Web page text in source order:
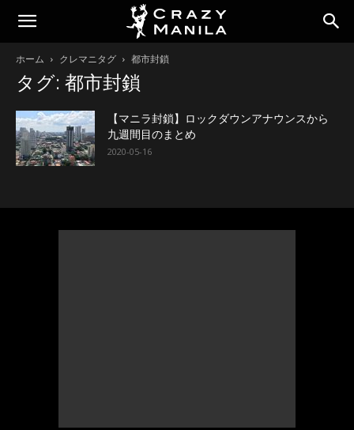
ホーム クレマニタグ 都市封鎖
タグ: 都市封鎖
【マニラ封鎖】ロックダウンアナウンスから
九週間目のまとめ
2020-05-16